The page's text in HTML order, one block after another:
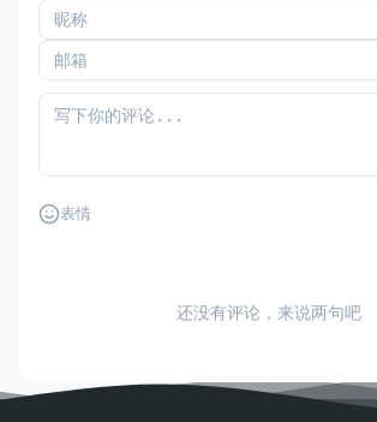
表情
还没有评论，来说两句吧